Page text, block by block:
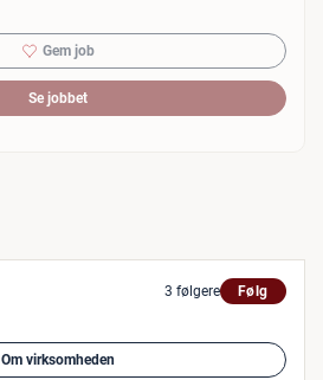
Gem job
Se jobbet
3 følgere Følg
Om virksomheden